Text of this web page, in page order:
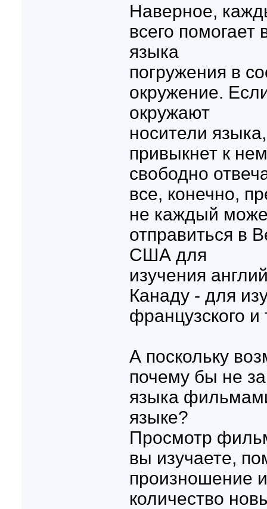
Наверное,
всего помогает
языка
погружения в
окружение.
окружают
носители
привыкнет к
свободно
все, конечно,
не каждый
отправиться в
США для
изучения
Канаду - для
французского
А поскольку
почему бы не
языка
языке?
Просмотр
вы изучаете,
произношение
количество